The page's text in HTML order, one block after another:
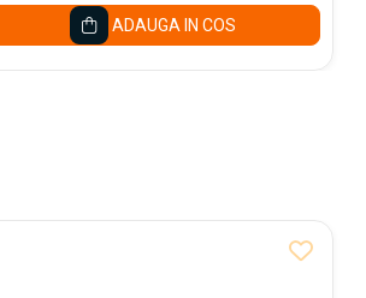
ADAUGA IN COS